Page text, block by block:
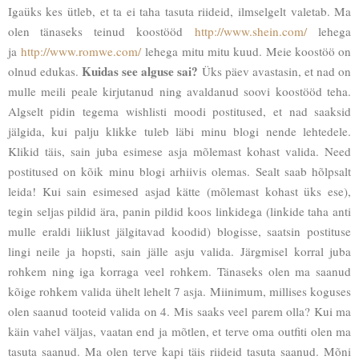
Igaüks kes ütleb, et ta ei taha tasuta riideid, ilmselgelt valetab. Ma
olen tänaseks teinud koostööd http://www.shein.com/lehega
jahttp://www.romwe.com/lehega mitu mitu kuud. Meie koostöö on
olnud edukas.Kuidas see alguse sai? Üks päev avastasin, et nad on
mulle meili peale kirjutanud ning avaldanud soovi koostööd teha.
Algselt pidin tegema wishlisti moodi postitused, et nad saaksid
jälgida, kui palju klikke tuleb läbi minu blogi nende lehtedele.
Klikid täis, sain juba esimese asja mõlemast kohast valida. Need
postitused on kõik minu blogi arhiivis olemas. Sealt saab hõlpsalt
leida! Kui sain esimesed asjad kätte (mõlemast kohast üks ese),
tegin seljas pildid ära, panin pildid koos linkidega (linkide taha anti
mulle eraldi liiklust jälgitavad koodid) blogisse, saatsin postituse
lingi neile ja hopsti, sain jälle asju valida. Järgmisel korral juba
rohkem ning iga korraga veel rohkem. Tänaseks olen ma saanud
kõige rohkem valida ühelt lehelt 7 asja. Miinimum, millises koguses
olen saanud tooteid valida on 4. Mis saaks veel parem olla? Kui ma
käin vahel väljas, vaatan end ja mõtlen, et terve oma outfiti olen ma
tasuta saanud. Ma olen terve kapi täis riideid tasuta saanud. Mõni